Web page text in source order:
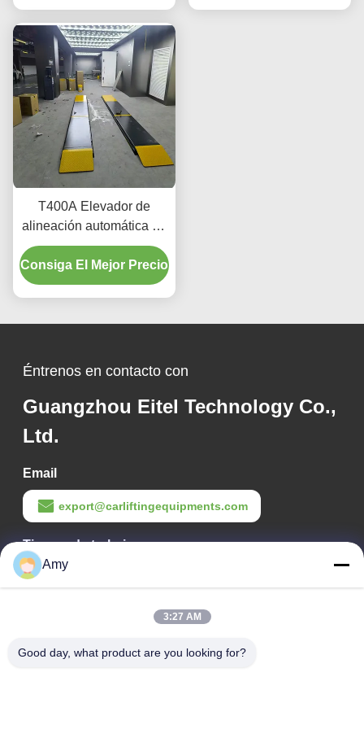
T400A Elevador de
alineación automática de
precisión 380V/220V con
diseño de perfil bajo
Consiga El Mejor Precio
Éntrenos en contacto con
Guangzhou Eitel Technology Co.,
Ltd.
Email
export@carliftingequipments.com
Tiempo de trabajo
09:00-18:00
Ruta nacional 106, distrito de Huadu, ciudad de Guangzhou
Amy
3:27 AM
Good day, what product are you looking for?